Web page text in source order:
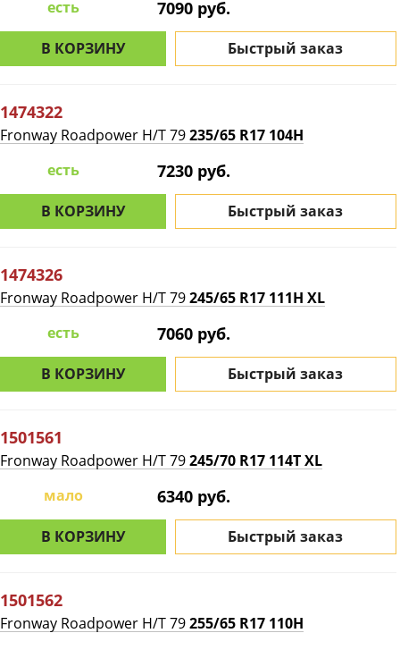
есть
7090 руб.
В КОРЗИНУ Быстрый заказ
1474322
Fronway Roadpower H/T 79235/65 R17 104H
есть
7230 руб.
В КОРЗИНУ Быстрый заказ
1474326
Fronway Roadpower H/T 79245/65 R17 111H XL
есть
7060 руб.
В КОРЗИНУ Быстрый заказ
1501561
Fronway Roadpower H/T 79245/70 R17 114T XL
мало
6340 руб.
В КОРЗИНУ Быстрый заказ
1501562
Fronway Roadpower H/T 79255/65 R17 110H